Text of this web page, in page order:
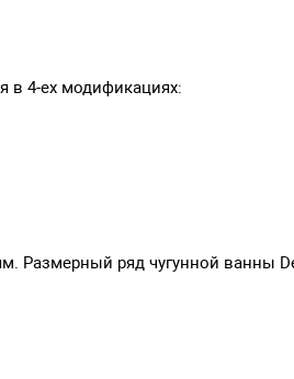
в 4-ех модификациях:
ряд чугунной ванны